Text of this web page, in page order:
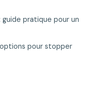
guide pratique pour un
pour stopper